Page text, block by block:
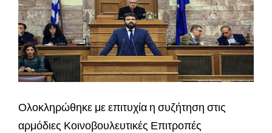
Ολοκληρώθηκε με επιτυχία η συζήτηση στις
αρμόδιες Κοινοβουλευτικές Επιτροπές